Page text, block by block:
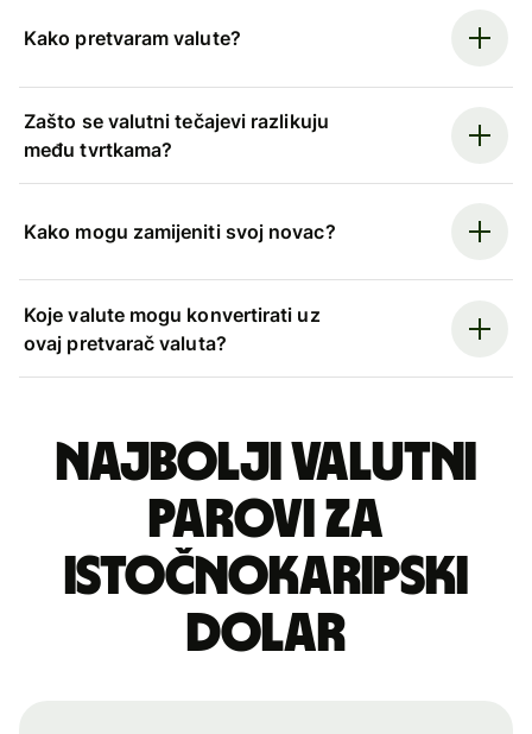
Kako pretvaram valute?
Zašto se valutni tečajevi razlikuju
među tvrtkama?
Kako mogu zamijeniti svoj novac?
Koje valute mogu konvertirati uz
ovaj pretvarač valuta?
Najbolji valutni
parovi za
istočnokaripski
dolar